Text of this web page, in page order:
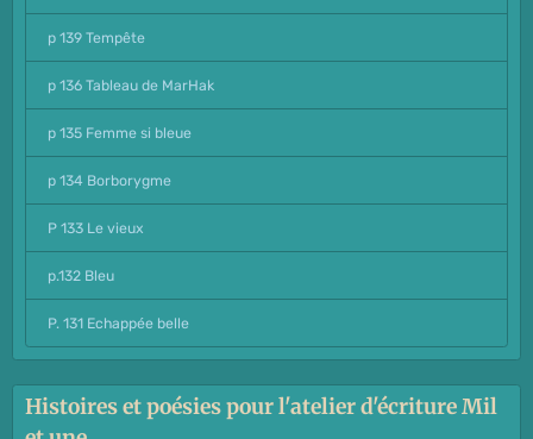
p 139 Tempête
p 136 Tableau de MarHak
p 135 Femme si bleue
p 134 Borborygme
P 133 Le vieux
p.132 Bleu
P. 131 Echappée belle
Histoires et poésies pour l'atelier d'écriture Mil